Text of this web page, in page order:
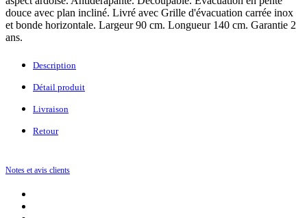
douce avec plan incliné. Livré avec Grille d'évacuation carrée inox
et bonde horizontale. Largeur 90 cm. Longueur 140 cm. Garantie 2
ans.
Description
Détail produit
Livraison
Retour
Notes et avis clients